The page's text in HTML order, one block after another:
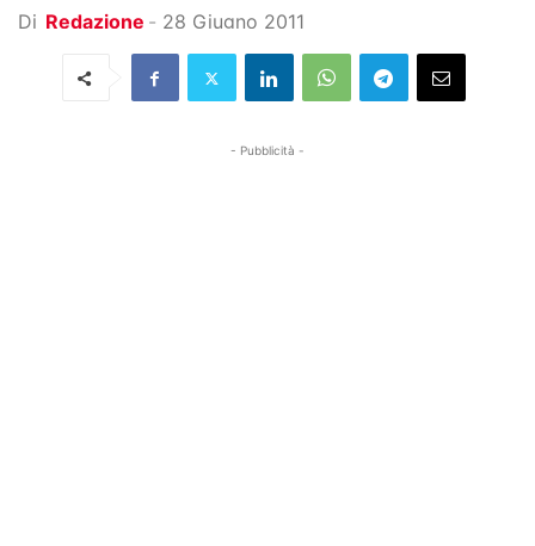
Di Redazione - 28 Giugno 2011
- Pubblicità -